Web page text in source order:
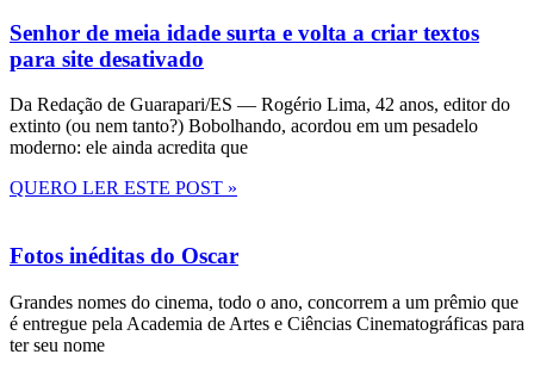
Senhor de meia idade surta e volta a criar textos
para site desativado
Da Redação de Guarapari/ES — Rogério Lima, 42 anos, editor do
extinto (ou nem tanto?) Bobolhando, acordou em um pesadelo
moderno: ele ainda acredita que
QUERO LER ESTE POST »
Fotos inéditas do Oscar
Grandes nomes do cinema, todo o ano, concorrem a um prêmio que
é entregue pela Academia de Artes e Ciências Cinematográficas para
ter seu nome